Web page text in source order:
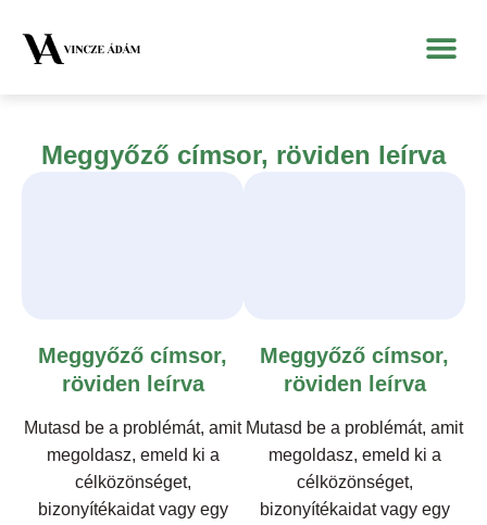
Meggyőző címsor, röviden leírva
Meggyőző címsor,
röviden leírva
Mutasd be a problémát, amit
megoldasz, emeld ki a
célközönséget,
bizonyítékaidat vagy egy
Meggyőző címsor,
röviden leírva
Mutasd be a problémát, amit
megoldasz, emeld ki a
célközönséget,
bizonyítékaidat vagy egy